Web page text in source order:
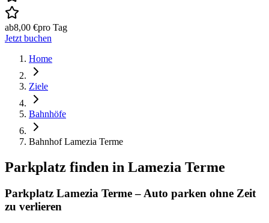
ab8,00 €pro Tag
Jetzt buchen
Home
Ziele
Bahnhöfe
Bahnhof Lamezia Terme
Parkplatz finden in Lamezia Terme
Parkplatz Lamezia Terme – Auto parken ohne Zeit
zu verlieren